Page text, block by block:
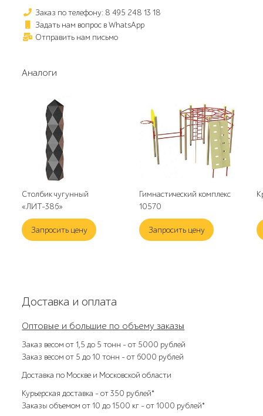
Заказ по телефону: 8 495 248 13 18
Задать нам вопрос в WhatsApp
Отправить нам письмо
Аналоги
Столбик чугунный
«ЛИТ-386»
Запросить цену
Гимнастический комплекс
10570
Запросить цену
Доставка и оплата
Оптовые и большие по объему заказы
Заказ весом от 1,5 до 5 тонн – от 5000 рублей
Заказ весом от 5 до 10 тонн – от 6000 рублей
Доставка по Москве и Московской области
Курьерская доставка – от 350 рублей*
Заказы объемом от 10 до 1500 кг – от 1000 рублей*